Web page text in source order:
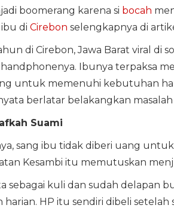
boomerang karena si bocah
di Cirebon selengkapnya di
di Cirebon, Jawa Barat viral di
Ibunya terpaksa
untuk memenuhi kebutuhan
berlatar belakangkan
Suami
sang ibu tidak diberi uang
Kesambi itu memutuskan
sebagai kuli dan sudah delapan
HP itu sendiri dibeli setelah